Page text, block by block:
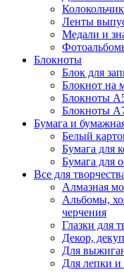
Ленты
Медали и
Блокноты
Блок для
Блокнот на
Блокноты
Блокноты
Бумага и
Белый
Бумага для
Бумага для
Все для
Алмазная
Альбомы,
черчения
Глазки для
Декор,
Для
Для лепки и